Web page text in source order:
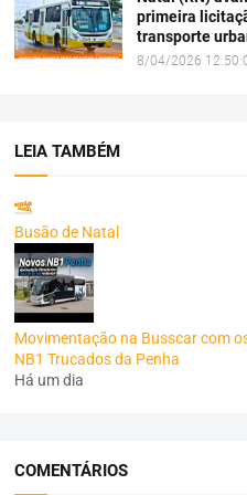
primeira
transporte
8/04/2026
LEIA TAMBÉM
Busão de Natal
Movimentação na Busscar com
NB1 Trucados da Penha
Há um dia
COMENTÁRIOS